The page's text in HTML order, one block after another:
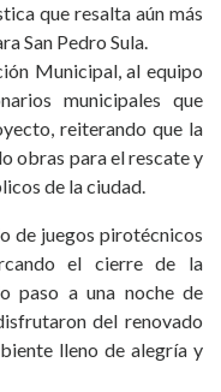
que resalta aún más
San Pedro Sula.
Municipal, al equipo
municipales que
reiterando que la
obras para el rescate y
de la ciudad.
de juegos pirotécnicos
el cierre de la
paso a una noche de
del renovado
lleno de alegría y